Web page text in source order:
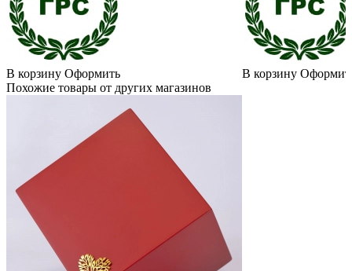
В корзину Оформить В корзину
Похожие товары от других магазинов